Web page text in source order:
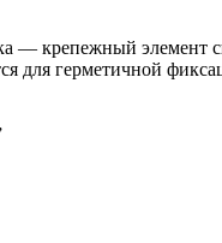
— крепежный элемент
для герметичной